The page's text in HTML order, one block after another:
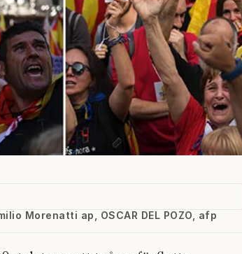
Morenatti ap, OSCAR DEL POZO, afp